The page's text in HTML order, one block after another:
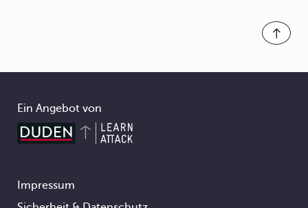
Ein Angebot von
Footer
Impressum